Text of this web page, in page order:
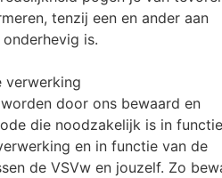
tenzij een en ander aan
is.
verwerking
door ons bewaard en
die noodzakelijk is in
en in functie van de
de VSVw en jouzelf. Zo